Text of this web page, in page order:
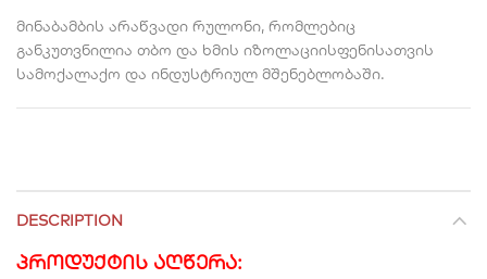
მინაბამბის არაწვადი რულონი, რომლებიც
განკუთვნილია თბო და ხმის იზოლაციისფენისათვის
სამოქალაქო და ინდუსტრიულ მშენებლობაში.
DESCRIPTION
პროდუქტის აღწერა: